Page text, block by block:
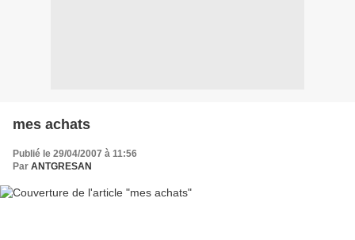
mes achats
Publié le 29/04/2007 à 11:56
Par ANTGRESAN